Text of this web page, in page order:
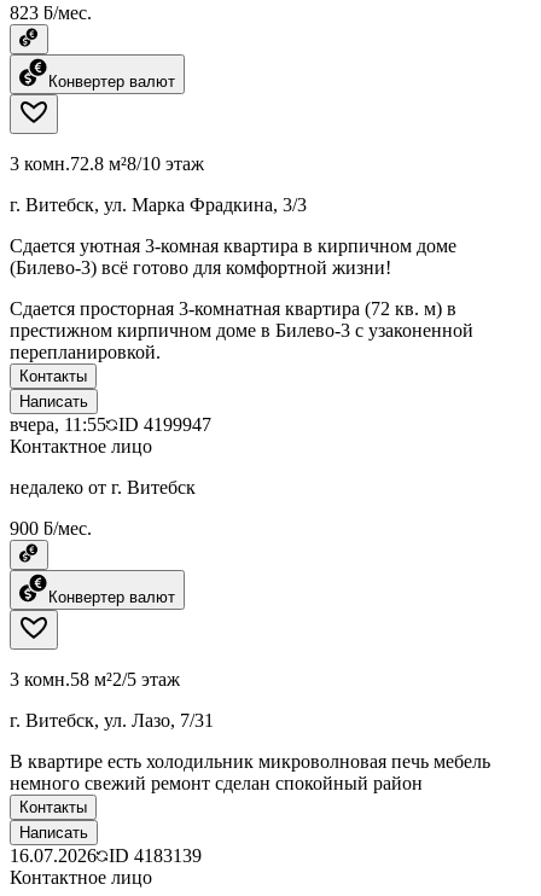
823 ƃ/мес.
Конвертер валют
3 комн.72.8 м²8/10 этаж
г. Витебск, ул. Марка Фрадкина, 3/3
Сдается уютная 3-комная квартира в кирпичном доме
(Билево-3) всё готово для комфортной жизни!
Сдается просторная 3-комнатная квартира (72 кв. м) в
престижном кирпичном доме в Билево-3 с узаконенной
перепланировкой.
Контакты
Написать
вчера, 11:55 ID 4199947
Контактное лицо
недалеко от г. Витебск
900 ƃ/мес.
Конвертер валют
3 комн.58 м²2/5 этаж
г. Витебск, ул. Лазо, 7/31
В квартире есть холодильник микроволновая печь мебель
немного свежий ремонт сделан спокойный район
Контакты
Написать
16.07.2026 ID 4183139
Контактное лицо